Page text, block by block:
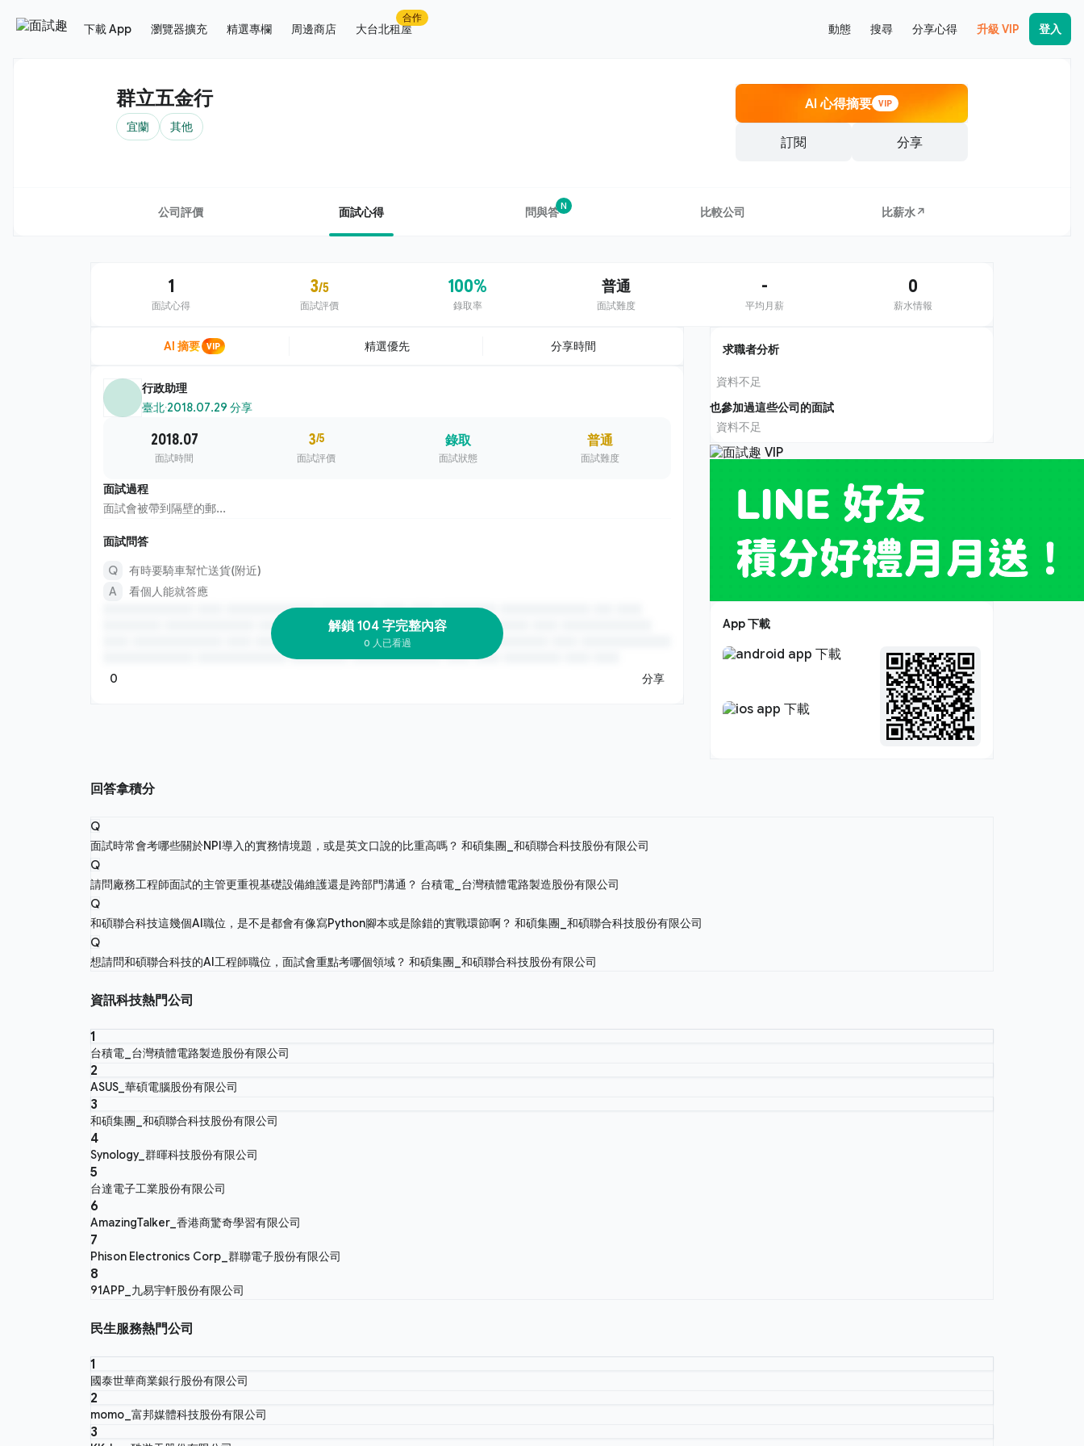
下載 App 瀏覽器擴充 精選專欄 周邊商店 大台北租屋
合作
動態 搜尋 分享心得 升級 VIP 登入
群立五金行
宜蘭 其他
AI 心得摘要 VIP
訂閱 分享
公司評價 面試心得 問與答N 比較公司 比薪水↗
1
面試心得
3/5
面試評價
100%
錄取率
普通
面試難度
-
平均月薪
0
薪水情報
AI 摘要 VIP
行政助理
臺北·2018.07.29 分享
2018.07
面試時間
3/5
面試評價
錄取
面試狀態
普通
面試難度
面試過程
面試會被帶到隔壁的郵...
面試問答
有時要騎車幫忙送貨(附近)
看個人能就答應
解鎖 104 字完整內容
0 人已看過
0 分享
求職者分析
資料不足
也參加過這些公司的面試
資料不足
App 下載
回答拿積分
Q
面試時常會考哪些關於NPI導入的實務情境題，或是英文口說的比重高嗎？ 和碩集團_和碩聯合科技股份有限公司
Q
請問廠務工程師面試的主管更重視基礎設備維護還是跨部門溝通？ 台積電_台灣積體電路製造股份有限公司
Q
和碩聯合科技這幾個AI職位，是不是都會有像寫Python腳本或是除錯的實戰環節啊？ 和碩集團_和碩聯合科技股份有限公司
Q
想請問和碩聯合科技的AI工程師職位，面試會重點考哪個領域？ 和碩集團_和碩聯合科技股份有限公司
資訊科技熱門公司
1
台積電_台灣積體電路製造股份有限公司
2
ASUS_華碩電腦股份有限公司
3
和碩集團_和碩聯合科技股份有限公司
4
Synology_群暉科技股份有限公司
5
台達電子工業股份有限公司
6
AmazingTalker_香港商驚奇學習有限公司
7
Phison Electronics Corp_群聯電子股份有限公司
8
91APP_九易宇軒股份有限公司
民生服務熱門公司
1
國泰世華商業銀行股份有限公司
2
momo_富邦媒體科技股份有限公司
3